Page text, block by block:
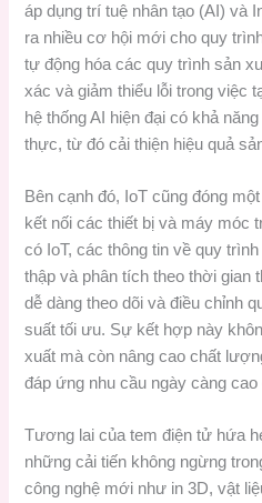
áp dụng trí tuệ nhân tạo (AI) và
ra nhiều cơ hội mới cho quy
tự động hóa các quy trình sản
xác và giảm thiểu lỗi trong việc
hệ thống AI hiện đại có khả
thực, từ đó cải thiện hiệu quả
Bên cạnh đó, IoT cũng đóng
kết nối các thiết bị và máy móc
có IoT, các thông tin về quy
thập và phân tích theo thời gian
dễ dàng theo dõi và điều chỉnh
suất tối ưu. Sự kết hợp này
xuất mà còn nâng cao chất
đáp ứng nhu cầu ngày càng
Tương lai của tem điện tử hứa
những cải tiến không ngừng
công nghệ mới như in 3D, vật